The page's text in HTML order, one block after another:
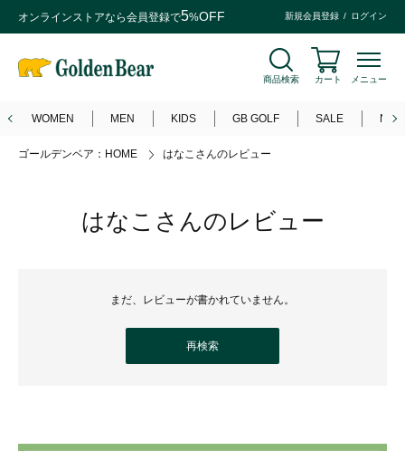
オンラインストアなら会員登録で5%OFF 新規会員登録 ログイン
商品検索 カート メニュー
WOMEN MEN KIDS GB GOLF SALE
ゴールデンベア：HOME はなこさんのレビュー
はなこさんのレビュー
まだ、レビューが書かれていません。
再検索